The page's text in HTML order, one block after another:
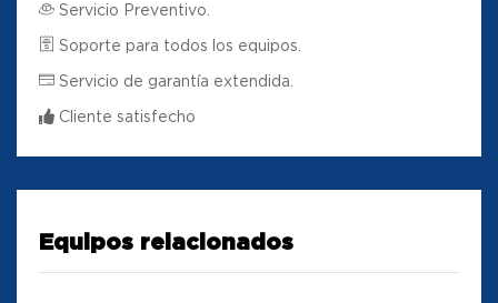
Servicio Preventivo.
Soporte para todos los equipos.
Servicio de garantía extendida.
Cliente satisfecho
Equipos relacionados